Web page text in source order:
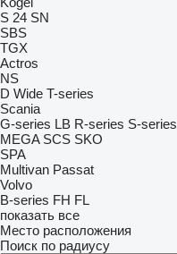
S 24 SN
SBS
TGX
Actros
NS
D Wide T-series
Scania
G-series LB R-series S-series
MEGA SCS SKO
SPA
Multivan Passat
Volvo
B-series FH FL
показать все
Место расположения
Поиск по радиусу